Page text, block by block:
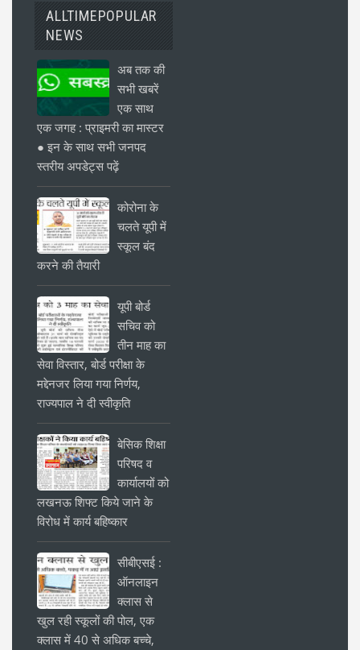
ALLTIMEPOPULAR
NEWS
अब तक की
सभी खबरें
एक साथ
एक जगह : प्राइमरी का मास्टर
● इन के साथ सभी जनपद
स्तरीय अपडेट्स पढ़ें
कोरोना के
चलते यूपी में
स्कूल बंद
करने की तैयारी
यूपी बोर्ड
सचिव को
तीन माह का
सेवा विस्तार, बोर्ड परीक्षा के
मद्देनजर लिया गया निर्णय,
राज्यपाल ने दी स्वीकृति
बेसिक शिक्षा
परिषद व
कार्यालयों को
लखनऊ शिफ्ट किये जाने के
विरोध में कार्य बहिष्कार
सीबीएसई :
ऑनलाइन
क्लास से
खुल रही स्कूलों की पोल, एक
क्लास में 40 से अधिक बच्चे,